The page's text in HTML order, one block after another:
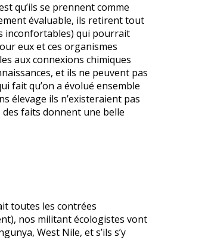
qu’ils se prennent comme
évaluable, ils retirent tout
inconfortables) qui pourrait
eux et ces organismes
aux connexions chimiques
et ils ne peuvent pas
fait qu’on a évolué ensemble
élevage ils n’existeraient pas
des faits donnent une belle
toutes les contrées
nos militant écologistes vont
West Nile, et s’ils s’y